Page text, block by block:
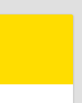
Донецк,